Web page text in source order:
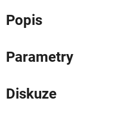
Popis
Parametry
Diskuze